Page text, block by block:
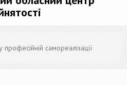
самореалізації